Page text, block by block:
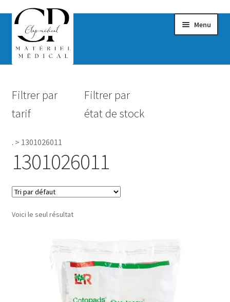
Menu
Hygiène
Accessoires Salle de bain
Filtrer par
tarif
Filtrer par
état de stock
. > 1301026011
1301026011
Voici le seul résultat